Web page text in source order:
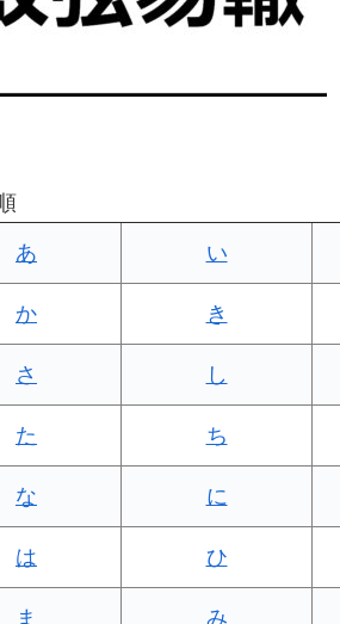
あ い
か き
さ し
た ち
な に
は ひ
ま み